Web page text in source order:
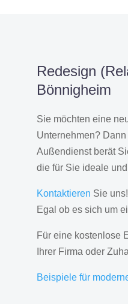
Redesign
Bönnigheim
Sie möchten eine
Unternehmen?
Außendienst berät
die für Sie ideale
Kontaktieren Sie uns!
Egal ob es sich um
Für eine kostenlose
Ihrer Firma oder
Beispiele für